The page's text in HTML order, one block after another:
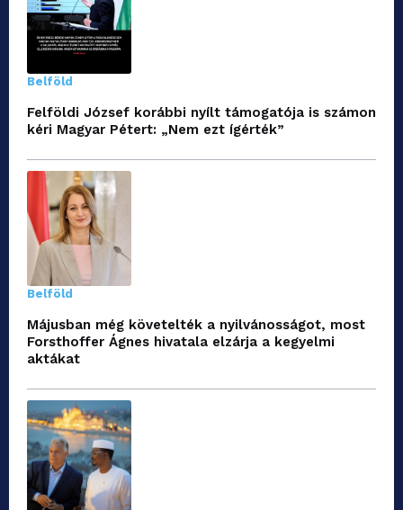
Belföld
Felföldi József korábbi nyílt támogatója is számon
kéri Magyar Pétert: „Nem ezt ígérték”
Belföld
Májusban még követelték a nyilvánosságot, most
Forsthoffer Ágnes hivatala elzárja a kegyelmi
aktákat